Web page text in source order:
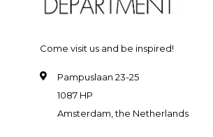
Come visit us and be inspired!
Pampuslaan 23-25
1087 HP
Amsterdam, the Netherlands